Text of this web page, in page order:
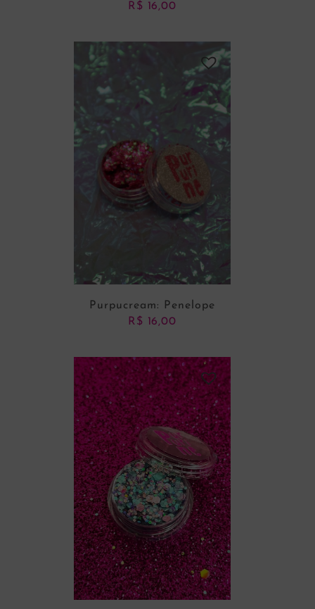
ADICIONAR AO CARRINHO
R$ 16,00
ADICIONAR AO CARRINHO
Purpucream: Penelope
R$ 16,00